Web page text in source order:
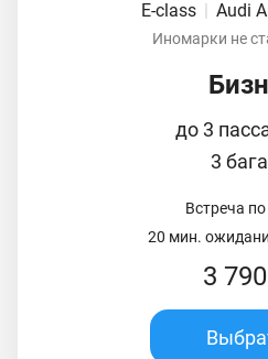
E-class | Audi
Иномарки не
до 3
3
Встреча
20 мин.
3